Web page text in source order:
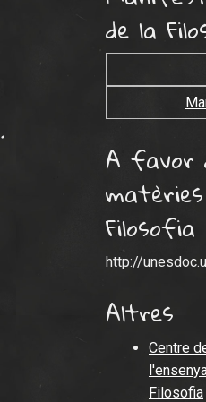
•
de la
A favor
Filosofia
http://
Altres
Centre
Filosofia